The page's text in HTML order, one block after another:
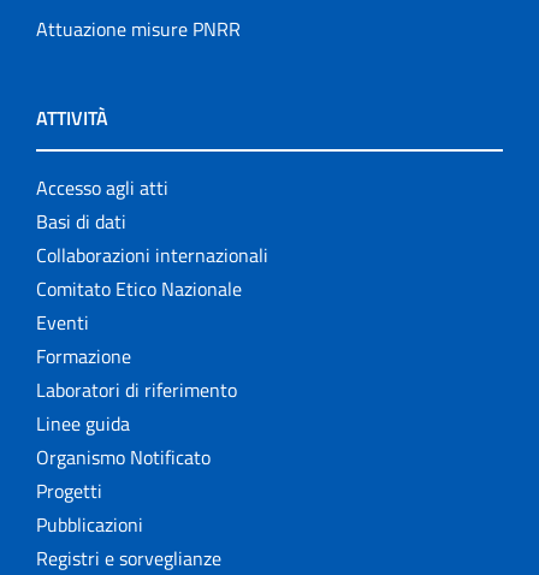
Attuazione misure PNRR
ATTIVITÀ
Accesso agli atti
Basi di dati
Collaborazioni internazionali
Comitato Etico Nazionale
Eventi
Formazione
Laboratori di riferimento
Linee guida
Organismo Notificato
Progetti
Pubblicazioni
Registri e sorveglianze